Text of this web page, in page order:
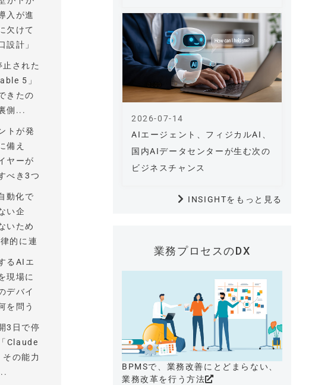
入が進
欠けて
設計」
された
5」
きたの
側...
トが発
備え
ヤーが
べき3つ
動化で
い企
いため
的に連
るAIエ
現場に
デバイ
を問う
3日で停
Claude
の能力
AIエージェント、フィジカルAI、
国内AIデータセンターが生む次の
ビジネスチャンス
2026-07-14
INSIGHTをもっと見る
業務プロセスのDX
BPMSで、業務改善にとどまらない、
業務改革を行う方法